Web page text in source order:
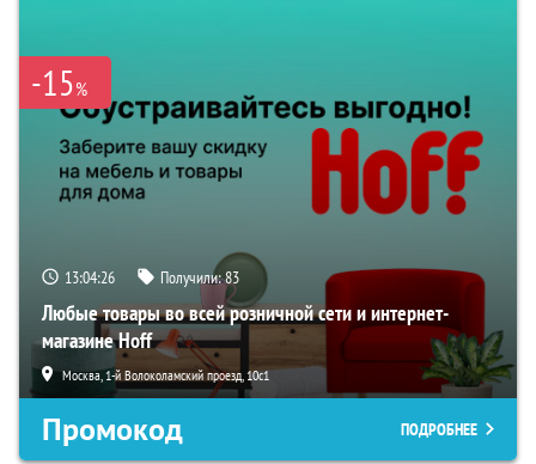
-15%
13:04:25 Получили:83
Любые товары во всей розничной сети и интернет-
магазине Hoff
Москва, 1-й Волоколамский проезд, 10с1
Промокод ПОДРОБНЕЕ